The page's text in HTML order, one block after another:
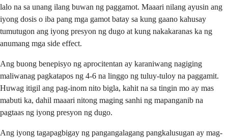
lalo na sa unang ilang buwan ng paggamot. Maaari nilang ayusin ang
iyong dosis o iba pang mga gamot batay sa kung gaano kahusay
tumutugon ang iyong presyon ng dugo at kung nakakaranas ka ng
anumang mga side effect.
Ang buong benepisyo ng aprocitentan ay karaniwang nagiging
maliwanag pagkatapos ng 4-6 na linggo ng tuluy-tuloy na paggamit.
Huwag itigil ang pag-inom nito bigla, kahit na sa tingin mo ay mas
mabuti ka, dahil maaari nitong maging sanhi ng mapanganib na
pagtaas ng iyong presyon ng dugo.
Ang iyong tagapagbigay ng pangangalagang pangkalusugan ay mag-